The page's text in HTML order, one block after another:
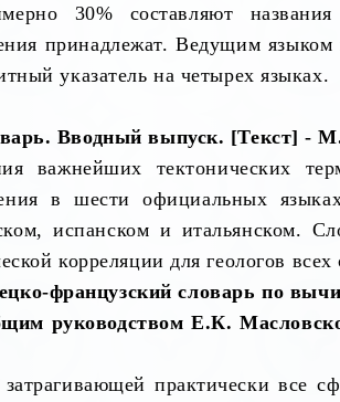
30% составляют
принадлежат. Ведущим языком
указатель на четырех языках.
Вводный выпуск. [Текст] -
важнейших тектонических
в шести официальных
испанском и итальянском.
корреляции для геологов всех
французский словарь по
руководством Е.К.
практически все